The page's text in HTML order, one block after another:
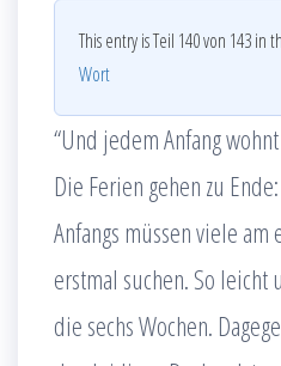
This entry is Teil 140 von 143 in
Wort
“Und jedem Anfang
Die Ferien gehen zu
Anfangs müssen viele am
erstmal suchen. So leicht
die sechs Wochen.